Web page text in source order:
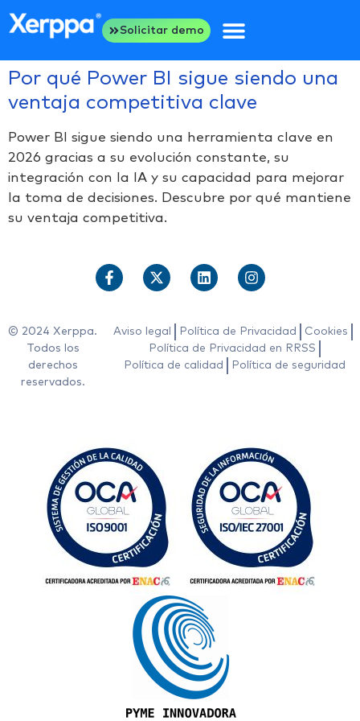
Solicitar demo
Por qué Power BI sigue siendo una
ventaja competitiva clave
Power BI sigue siendo una herramienta clave en
2026 gracias a su evolución constante, su
integración con la IA y su capacidad para mejorar
la toma de decisiones. Descubre por qué mantiene
su ventaja competitiva.
© 2024 Xerppa.
Todos los
derechos
reservados.
Aviso legal Política de Privacidad
Cookies
Política de Privacidad en RRSS
Política de calidad
Política de seguridad